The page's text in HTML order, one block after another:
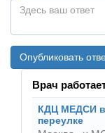
Опубликовать
Врач
КДЦ МЕДСИ в
переулке